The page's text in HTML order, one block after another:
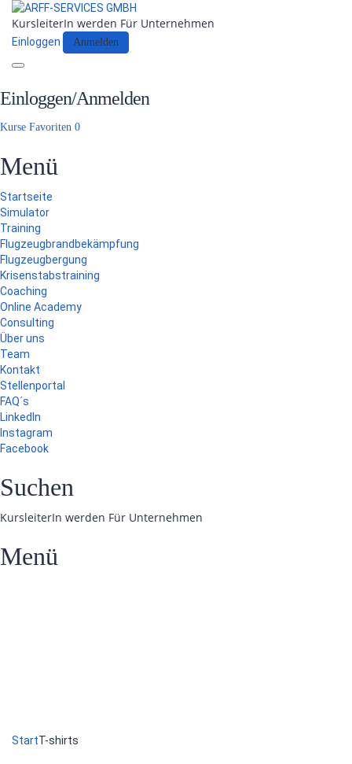
KursleiterIn werden Für Unternehmen
Einloggen Anmelden
Einloggen/Anmelden
Kurse Favoriten 0
Menü
Startseite
Simulator
Training
Flugzeugbrandbekämpfung
Flugzeugbergung
Krisenstabstraining
Coaching
Online Academy
Consulting
Über uns
Team
Kontakt
Stellenportal
FAQ´s
LinkedIn
Instagram
Facebook
Suchen
KursleiterIn werden Für Unternehmen
Menü
StartT-shirts